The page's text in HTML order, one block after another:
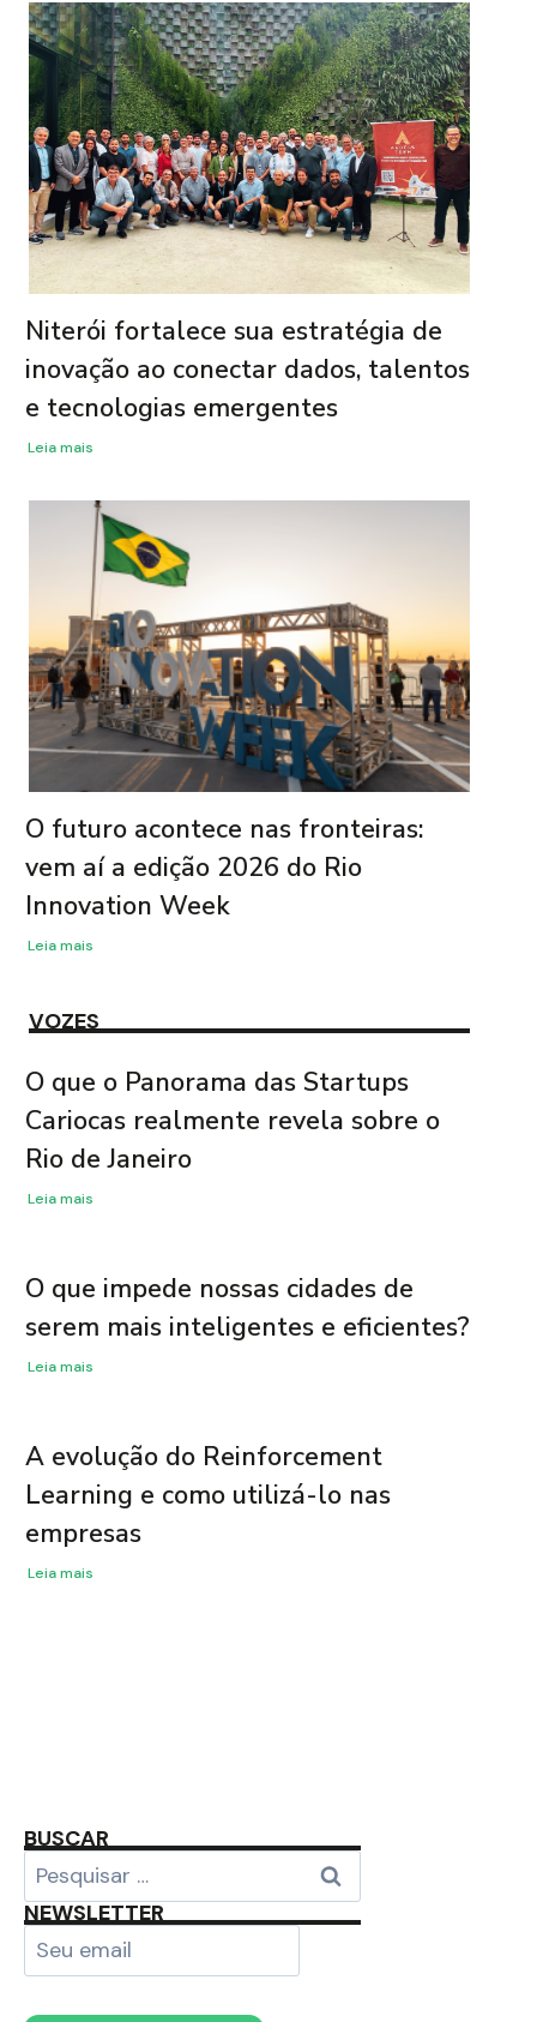
Niterói fortalece sua estratégia de
inovação ao conectar dados, talentos
e tecnologias emergentes
Leia mais
O futuro acontece nas fronteiras:
vem aí a edição 2026 do Rio
Innovation Week
Leia mais
VOZES
O que o Panorama das Startups
Cariocas realmente revela sobre o
Rio de Janeiro
Leia mais
O que impede nossas cidades de
serem mais inteligentes e eficientes?
Leia mais
A evolução do Reinforcement
Learning e como utilizá-lo nas
empresas
Leia mais
BUSCAR
NEWSLETTER